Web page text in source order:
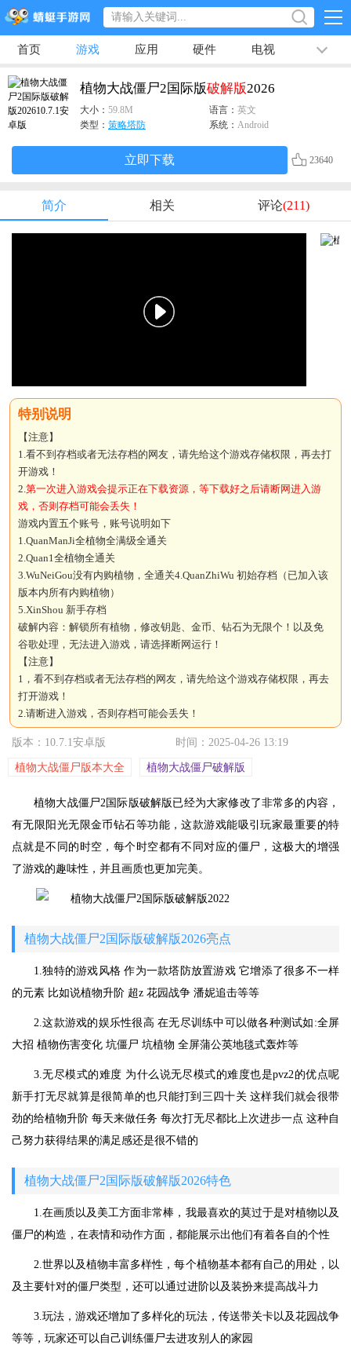
首页 游戏 应用 硬件 电视 排行榜
专题
植物大战僵尸2国际版破解版2026
大小： 59.8M 语言： 英文
类型： 策略塔防 系统： Android
立即下载 23640
简介 相关 评论(211)
【注意】
1.看不到存档或者无法存档的网友，请先给这个游戏存储权限，再去打
开游戏！
2.第一次进入游戏会提示正在下载资源，等下载好之后请断网进入游
戏，否则存档可能会丢失！
游戏内置五个账号，账号说明如下
1.QuanManJi全植物全满级全通关
2.Quan1全植物全通关
3.WuNeiGou没有内购植物，全通关4.QuanZhiWu 初始存档（已加入该
版本内所有内购植物）
5.XinShou 新手存档
破解内容：解锁所有植物，修改钥匙、金币、钻石为无限个！以及免
谷歌处理，无法进入游戏，请选择断网运行！
【注意】
1，看不到存档或者无法存档的网友，请先给这个游戏存储权限，再去
打开游戏！
2.请断进入游戏，否则存档可能会丢失！
版本：10.7.1安卓版 时间：2025-04-26 13:19
植物大战僵尸版本大全 植物大战僵尸破解版
植物大战僵尸2国际版破解版已经为大家修改了非常多的内容，
有无限阳光无限金币钻石等功能，这款游戏能吸引玩家最重要的特
点就是不同的时空，每个时空都有不同对应的僵尸，这极大的增强
了游戏的趣味性，并且画质也更加完美。
植物大战僵尸2国际版破解版2026亮点
1.独特的游戏风格 作为一款塔防放置游戏 它增添了很多不一样
的元素 比如说植物升阶 超z 花园战争 潘妮追击等等
2.这款游戏的娱乐性很高 在无尽训练中可以做各种测试如:全屏
大招 植物伤害变化 坑僵尸 坑植物 全屏蒲公英地毯式轰炸等
3.无尽模式的难度 为什么说无尽模式的难度也是pvz2的优点呢
新手打无尽就算是很简单的也只能打到三四十关 这样我们就会很带
劲的给植物升阶 每天来做任务 每次打无尽都比上次进步一点 这种自
己努力获得结果的满足感还是很不错的
植物大战僵尸2国际版破解版2026特色
1.在画质以及美工方面非常棒，我最喜欢的莫过于是对植物以及
僵尸的构造，在表情和动作方面，都能展示出他们有着各自的个性
2.世界以及植物丰富多样性，每个植物基本都有自己的用处，以
及主要针对的僵尸类型，还可以通过进阶以及装扮来提高战斗力
3.玩法，游戏还增加了多样化的玩法，传送带关卡以及花园战争
等等，玩家还可以自己训练僵尸去进攻别人的家园